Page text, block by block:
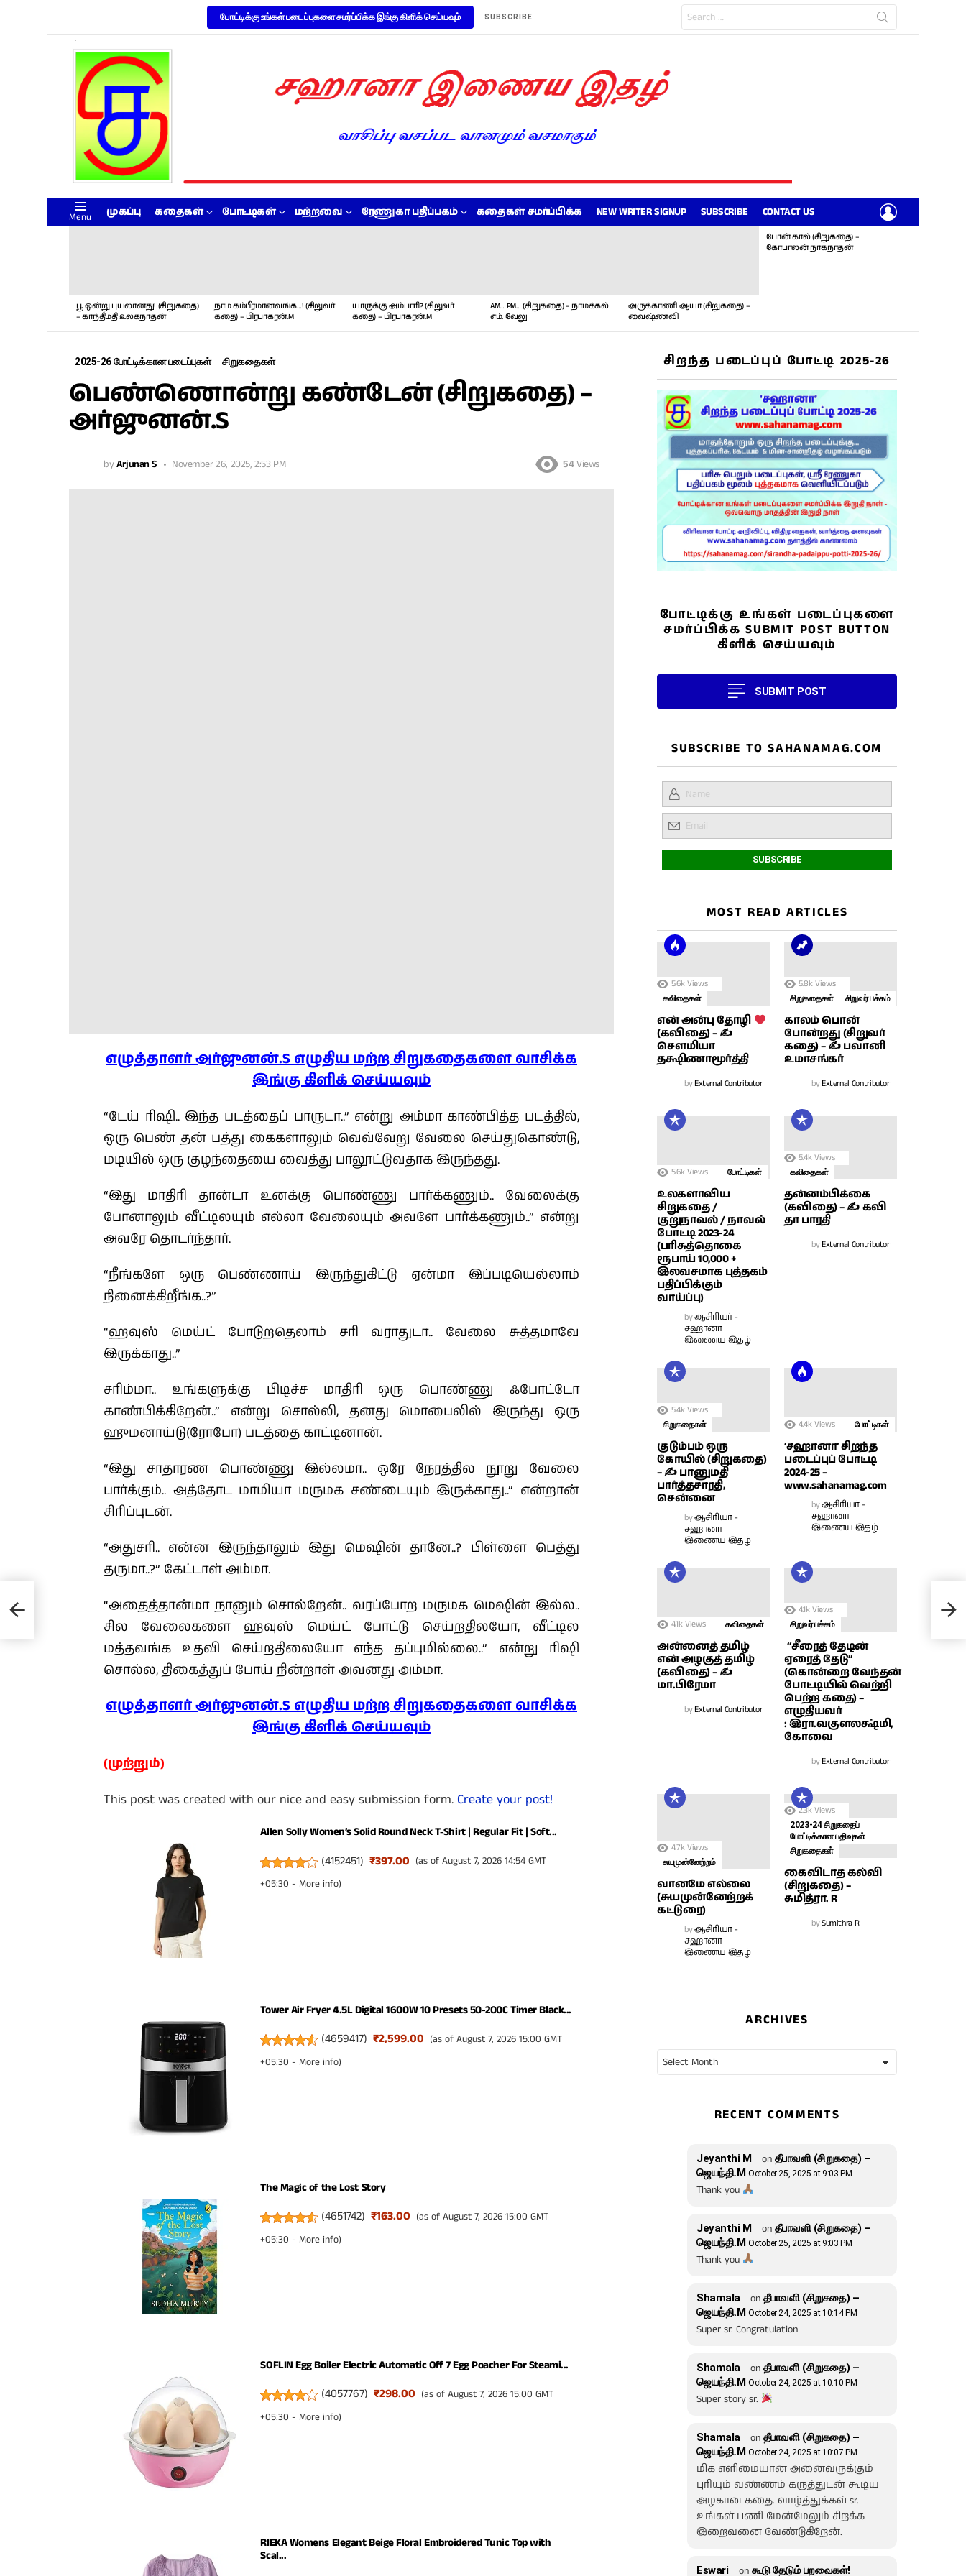
போட்டிக்கு உங்கள் படைப்புகளை சமர்ப்பிக்க இங்கு கிளிக் செய்யவும் SUBSCRIBE
for:
Menu முகப்பு கதைகள் போட்டிகள் மற்றவை ரேணுகா பதிப்பகம் கதைகள் சமர்ப்பிக்க NEW WRITER SIGNUP SUBSCRIBE CONTACT US
பூ ஒன்று புயலானது! (சிறுகதை)
– காந்திமதி உலகநாதன்
நாம கம்பீரமானவங்க…! (சிறுவர்
கதை) – பிரபாகரன்.M
யாருக்கு அம்பாரி? (சிறுவர்
கதை) – பிரபாகரன்.M
AM… PM… (சிறுகதை) – நாமக்கல்
எம். வேலு
அருக்காணி ஆயா (சிறுகதை) –
வைஷ்ணவி
போன் கால் (சிறுகதை) –
கோபாலன் நாகநாதன்
2025-26 போட்டிக்கான படைப்புகள் சிறுகதைகள்
பெண்ணொன்று கண்டேன் (சிறுகதை) –
அர்ஜுனன்.S
byArjunan S November 26, 2025, 2:53 PM 54 Views
எழுத்தாளர் அர்ஜுனன்.S எழுதிய மற்ற சிறுகதைகளை வாசிக்க
இங்கு கிளிக் செய்யவும்
“டேய் ரிஷி.. இந்த படத்தைப் பாருடா..” என்று அம்மா காண்பித்த படத்தில்,
ஒரு பெண் தன் பத்து கைகளாலும் வெவ்வேறு வேலை செய்துகொண்டு,
மடியில் ஒரு குழந்தையை வைத்து பாலூட்டுவதாக இருந்தது.
“இது மாதிரி தான்டா உனக்கு பொண்ணு பார்க்கணும்.. வேலைக்கு
போனாலும் வீட்டிலயும் எல்லா வேலையும் அவளே பார்க்கணும்..” என்று
அவரே தொடர்ந்தார்.
“நீங்களே ஒரு பெண்ணாய் இருந்துகிட்டு ஏன்மா இப்படியெல்லாம்
நினைக்கிறீங்க..?”
“ஹவுஸ் மெய்ட் போடுறதெலாம் சரி வராதுடா.. வேலை சுத்தமாவே
இருக்காது..”
சரிம்மா.. உங்களுக்கு பிடிச்ச மாதிரி ஒரு பொண்ணு ஃபோட்டோ
காண்பிக்கிறேன்..” என்று சொல்லி, தனது மொபைலில் இருந்து ஒரு
ஹுமனாய்டு(ரோபோ) படத்தை காட்டினான்.
“இது சாதாரண பொண்ணு இல்லமா.. ஒரே நேரத்தில நூறு வேலை
பார்க்கும்.. அத்தோட மாமியா மருமக சண்டையும் இருக்காது..” என்றான்
சிரிப்புடன்.
“அதுசரி.. என்ன இருந்தாலும் இது மெஷின் தானே..? பிள்ளை பெத்து
தருமா..?” கேட்டாள் அம்மா.
“அதைத்தான்மா நானும் சொல்றேன்.. வரப்போற மருமக மெஷின் இல்ல..
சில வேலைகளை ஹவுஸ் மெய்ட் போட்டு செய்றதிலயோ, வீட்டில
மத்தவங்க உதவி செய்றதிலையோ எந்த தப்புமில்லை..” என்று ரிஷி
சொல்ல, திகைத்துப் போய் நின்றாள் அவனது அம்மா.
எழுத்தாளர் அர்ஜுனன்.S எழுதிய மற்ற சிறுகதைகளை வாசிக்க
இங்கு கிளிக் செய்யவும்
(முற்றும்)
This post was created with our nice and easy submission form. Create your post!
Allen Solly Women’s Solid Round Neck T‑Shirt | Regular Fit | Soft...
(4152451) ₹397.00 (as of August 7, 2026 14:54 GMT
+05:30 - More info)
Tower Air Fryer 4.5L Digital 1600W 10 Presets 50-200C Timer Black...
(4659417) ₹2,599.00 (as of August 7, 2026 15:00 GMT
+05:30 - More info)
The Magic of the Lost Story
(4651742) ₹163.00 (as of August 7, 2026 15:00 GMT
+05:30 - More info)
SOFLIN Egg Boiler Electric Automatic Off 7 Egg Poacher For Steami...
(4057767) ₹298.00 (as of August 7, 2026 15:00 GMT
+05:30 - More info)
RIEKA Womens Elegant Beige Floral Embroidered Tunic Top with
Scal...
சிறந்த படைப்புப் போட்டி 2025-26
போட்டிக்கு உங்கள் படைப்புகளை
சமர்ப்பிக்க SUBMIT POST BUTTON
கிளிக் செய்யவும்
SUBMIT POST
SUBSCRIBE TO SAHANAMAG.COM
MOST READ ARTICLES
5.6k Views
கவிதைகள்
என் அன்பு தோழி
(கவிதை) – ✍
சௌமியா
தக்ஷிணாமூர்த்தி
byExternal Contributor
5.8k Views
சிறுகதைகள் சிறுவர் பக்கம்
காலம் பொன்
போன்றது (சிறுவர்
கதை) – ✍ பவானி
உமாசங்கர்
byExternal Contributor
5.6k Views போட்டிகள்
உலகளாவிய
சிறுகதை /
குறுநாவல் / நாவல்
போட்டி 2023-24
(பரிசுத்தொகை
ரூபாய் 10,000 +
இலவசமாக புத்தகம்
பதிப்பிக்கும்
வாய்ப்பு)
byஆசிரியர் -
சஹானா
இணைய இதழ்
5.4k Views
கவிதைகள்
தன்னம்பிக்கை
(கவிதை) – ✍ கவி
தா பாரதி
byExternal Contributor
5.4k Views
சிறுகதைகள்
குடும்பம் ஒரு
கோயில் (சிறுகதை)
– ✍ பானுமதி
பார்த்தசாரதி,
சென்னை
byஆசிரியர் -
சஹானா
இணைய இதழ்
4.4k Views போட்டிகள்
‘சஹானா’ சிறந்த
படைப்புப் போட்டி
2024-25 –
www.sahanamag.com
byஆசிரியர் -
சஹானா
இணைய இதழ்
4.1k Views கவிதைகள்
அன்னைத் தமிழ்
என் அழகுத் தமிழ்
(கவிதை) – ✍
மா.பிரேமா
byExternal Contributor
4.1k Views
சிறுவர் பக்கம்
“சீரைத் தேடின்
ஏரைத் தேடு”
(கொன்றை வேந்தன்
போட்டியில் வெற்றி
பெற்ற கதை) –
எழுதியவர்
: இரா.வகுளலக்ஷ்மி,
கோவை
byExternal Contributor
4.7k Views
சுயமுன்னேற்றம்
வானமே எல்லை
(சுயமுன்னேற்றக்
கட்டுரை)
byஆசிரியர் -
சஹானா
இணைய இதழ்
2.3k Views
2023-24 சிறுகதைப்
போட்டிக்கான பதிவுகள்
சிறுகதைகள்
கைவிடாத கல்வி
(சிறுகதை) –
சுமித்ரா. R
bySumithra R
ARCHIVES
RECENT COMMENTS
Jeyanthi M on தீபாவளி (சிறுகதை) –
ஜெயந்தி.M October 25, 2025 at 9:03 PM
Thank you
Jeyanthi M on தீபாவளி (சிறுகதை) –
ஜெயந்தி.M October 25, 2025 at 9:03 PM
Thank you
Shamala onதீபாவளி (சிறுகதை) –
ஜெயந்தி.M October 24, 2025 at 10:14 PM
Super sr. Congratulation
Shamala onதீபாவளி (சிறுகதை) –
ஜெயந்தி.M October 24, 2025 at 10:10 PM
Super story sr.
Shamala onதீபாவளி (சிறுகதை) –
ஜெயந்தி.M October 24, 2025 at 10:07 PM
மிக எளிமையான அனைவருக்கும்
புரியும் வண்ணம் கருத்துடன் கூடிய
அழகான கதை. வாழ்த்துக்கள் sr.
உங்கள் பணி மேன்மேலும் சிறக்க
இறைவனை வேண்டுகிறேன்.
Eswari on கூடு தேடும் பறவைகள்!